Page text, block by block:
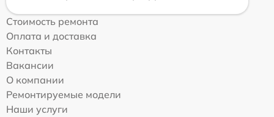
Стоимость ремонта
Оплата и доставка
Контакты
Вакансии
О компании
Ремонтируемые модели
Наши услуги